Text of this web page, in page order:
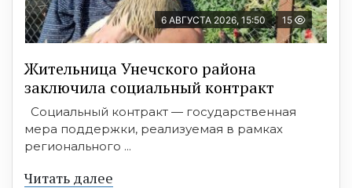
6 АВГУСТА 2026, 15:50 15
Жительница Унечского района
заключила социальный контракт
Социальный контракт — государственная
мера поддержки, реализуемая в рамках
регионального ...
Читать далее